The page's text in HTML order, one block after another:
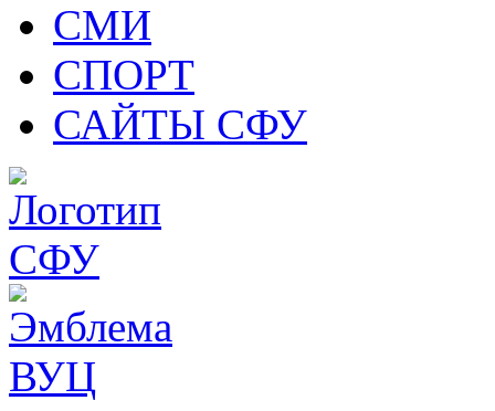
СМИ
СПОРТ
САЙТЫ СФУ